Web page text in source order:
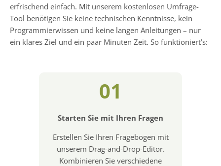
erfrischend einfach. Mit unserem kostenlosen Umfrage-
Tool benötigen Sie keine technischen Kenntnisse, kein
Programmierwissen und keine langen Anleitungen – nur
ein klares Ziel und ein paar Minuten Zeit. So funktioniert’s:
01
Starten Sie mit Ihren Fragen
Erstellen Sie Ihren Fragebogen mit
unserem Drag-and-Drop-Editor.
Kombinieren Sie verschiedene